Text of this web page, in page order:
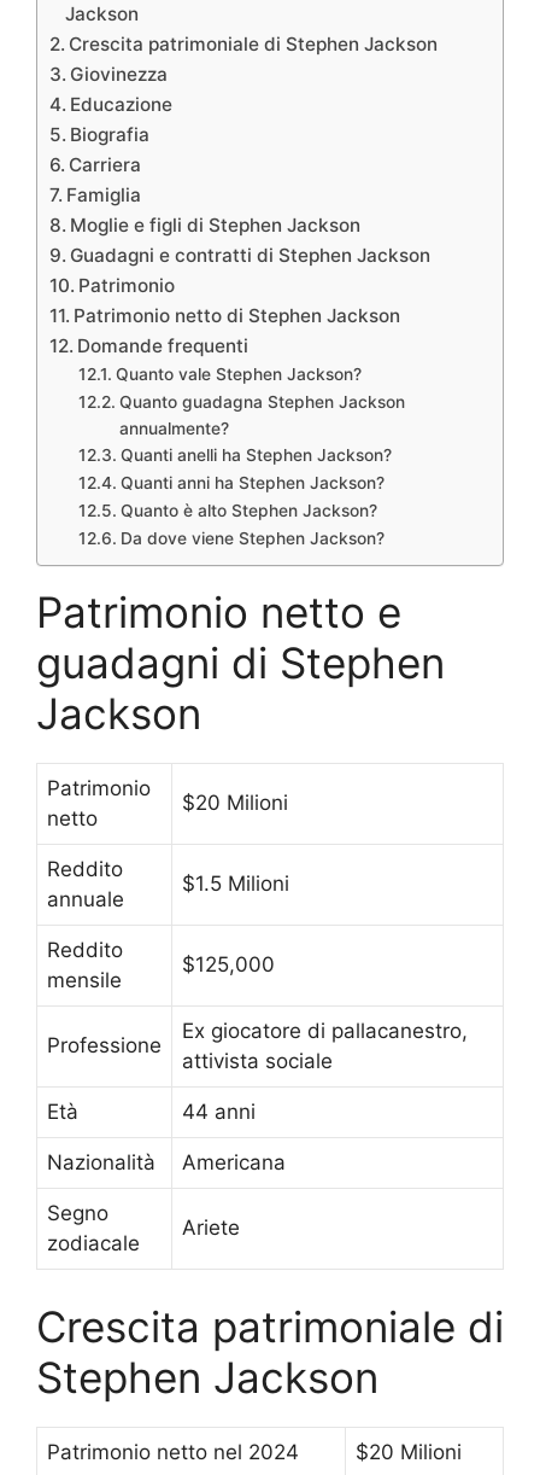
Jackson
Crescita patrimoniale di Stephen Jackson
Giovinezza
Educazione
Biografia
Carriera
Famiglia
Moglie e figli di Stephen Jackson
Guadagni e contratti di Stephen Jackson
Patrimonio
Patrimonio netto di Stephen Jackson
Domande frequenti
Quanto vale Stephen Jackson?
Quanto guadagna Stephen Jackson
annualmente?
Quanti anelli ha Stephen Jackson?
Quanti anni ha Stephen Jackson?
Quanto è alto Stephen Jackson?
Da dove viene Stephen Jackson?
Patrimonio netto e
guadagni di Stephen
Jackson
Patrimonio
netto
$20 Milioni
Reddito
annuale
$1.5 Milioni
Reddito
mensile
$125,000
Professione
Ex giocatore di pallacanestro,
attivista sociale
Età 44 anni
Nazionalità Americana
Segno
zodiacale
Ariete
Crescita patrimoniale di
Stephen Jackson
Patrimonio netto nel 2024 $20 Milioni